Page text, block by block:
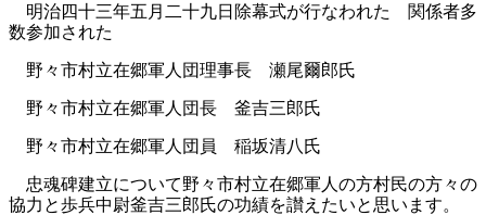
明治四十三年五月二十九日除幕式が行なわれた 関係者多
数参加された
野々市村立在郷軍人団理事長 瀬尾爾郎氏
野々市村立在郷軍人団長 釜吉三郎氏
野々市村立在郷軍人団員 稲坂清八氏
忠魂碑建立について野々市村立在郷軍人の方村民の方々の
協力と歩兵中尉釜吉三郎氏の功績を讃えたいと思います。